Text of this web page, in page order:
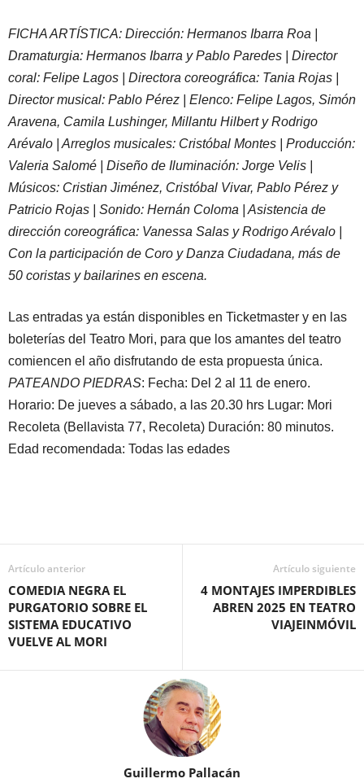
FICHA ARTÍSTICA: Dirección: Hermanos Ibarra Roa |
Dramaturgia: Hermanos Ibarra y Pablo Paredes | Director
coral: Felipe Lagos | Directora coreográfica: Tania Rojas |
Director musical: Pablo Pérez | Elenco: Felipe Lagos, Simón
Aravena, Camila Lushinger, Millantu Hilbert y Rodrigo
Arévalo | Arreglos musicales: Cristóbal Montes | Producción:
Valeria Salomé | Diseño de Iluminación: Jorge Velis |
Músicos: Cristian Jiménez, Cristóbal Vivar, Pablo Pérez y
Patricio Rojas | Sonido: Hernán Coloma | Asistencia de
dirección coreográfica: Vanessa Salas y Rodrigo Arévalo |
Con la participación de Coro y Danza Ciudadana, más de
50 coristas y bailarines en escena.
Las entradas ya están disponibles en Ticketmaster y en las
boleterías del Teatro Mori, para que los amantes del teatro
comiencen el año disfrutando de esta propuesta única.
PATEANDO PIEDRAS: Fecha: Del 2 al 11 de enero.
Horario: De jueves a sábado, a las 20.30 hrs Lugar: Mori
Recoleta (Bellavista 77, Recoleta) Duración: 80 minutos.
Edad recomendada: Todas las edades
Artículo anterior
COMEDIA NEGRA EL
PURGATORIO SOBRE EL
SISTEMA EDUCATIVO
VUELVE AL MORI
Artículo siguiente
4 MONTAJES IMPERDIBLES
ABREN 2025 EN TEATRO
VIAJEINMÓVIL
Guillermo Pallacán